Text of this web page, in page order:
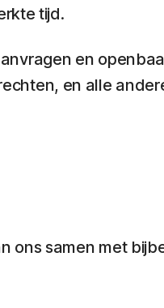
tijd.
en
en alle
ons samen met